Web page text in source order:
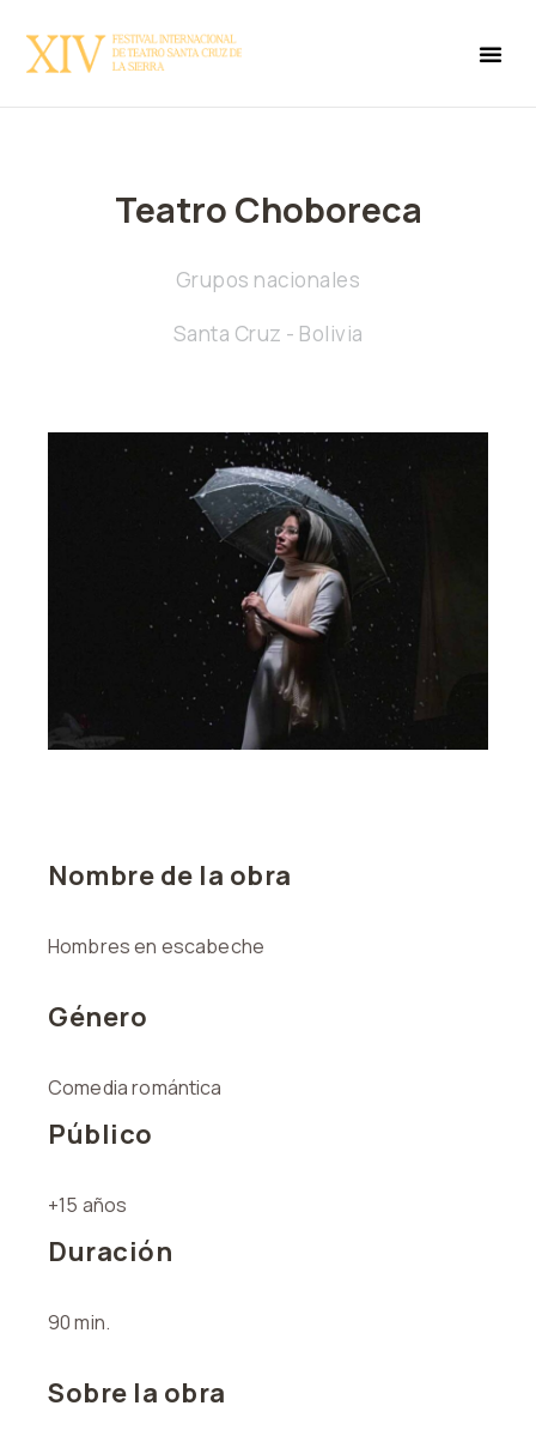
Teatro Choboreca
Grupos nacionales
Santa Cruz - Bolivia
Nombre de la obra
Hombres en escabeche
Género
Comedia romántica
Público
+15 años
Duración
90 min.
Sobre la obra